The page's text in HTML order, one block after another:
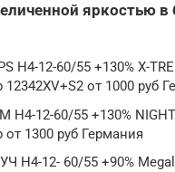
яркостью в
H4-12-60/55 +130% X-
12342XV+S2 от 1000 руб
H4-12-60/55 +130%
от 1300 руб Германия
H4-12- 60/55 +90%